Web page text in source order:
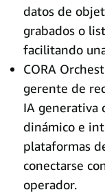
datos de
grabados o
facilitando
CORA
gerente de
IA generativa
dinámico e
plataformas
conectarse
operador.